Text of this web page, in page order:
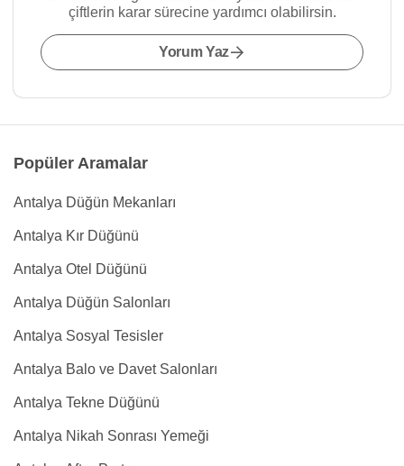
çiftlerin karar sürecine yardımcı olabilirsin.
Yorum Yaz
Popüler Aramalar
Antalya Düğün Mekanları
Antalya Kır Düğünü
Antalya Otel Düğünü
Antalya Düğün Salonları
Antalya Sosyal Tesisler
Antalya Balo ve Davet Salonları
Antalya Tekne Düğünü
Antalya Nikah Sonrası Yemeği